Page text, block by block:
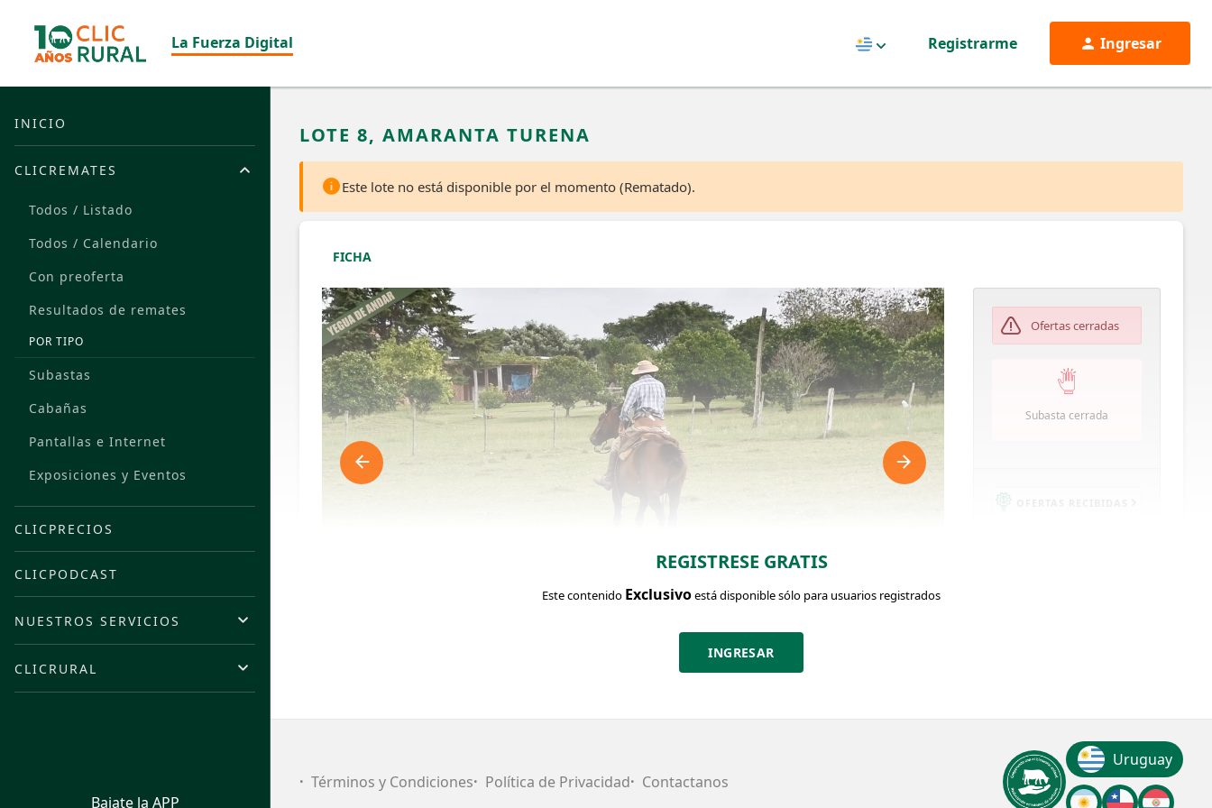
La Fuerza Digital
Uruguay
Registrarme Ingresar
INICIO
CLICREMATES
Todos / Listado
Todos / Calendario
Con preoferta
Resultados de remates
POR TIPO
Subastas
Cabañas
Pantallas e Internet
Exposiciones y Eventos
CLICPRECIOS
CLICPODCAST
NUESTROS SERVICIOS
CLICRURAL
Bajate la APP
LOTE 8, AMARANTA TURENA
Este lote no está disponible por el momento (Rematado).
FICHA
andar
Ofertas cerradas
Subasta cerrada
REGISTRESE GRATIS
Este contenido Exclusivoestá disponible sólo para usuarios registrados
INGRESAR
Términos y Condiciones Política de Privacidad Contactanos
Uruguay